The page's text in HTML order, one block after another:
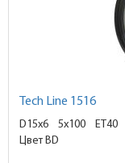
Tech Line 1516
D15x6 5x100 ET40
Цвет BD